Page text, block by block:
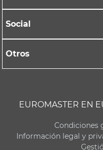
Social
Otros
EUROMASTER EN
Condiciones
Información legal y